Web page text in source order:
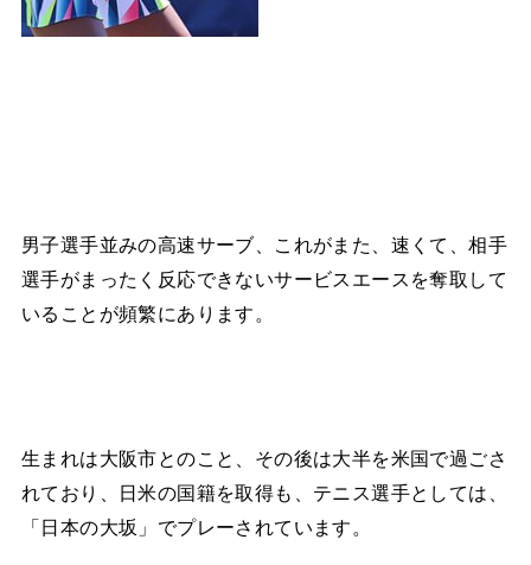
男子選手並みの高速サーブ、これがまた、速くて、相手
選手がまったく反応できないサービスエースを奪取して
いることが頻繁にあります。
生まれは大阪市とのこと、その後は大半を米国で過ごさ
れており、日米の国籍を取得も、テニス選手としては、
「日本の大坂」でプレーされています。